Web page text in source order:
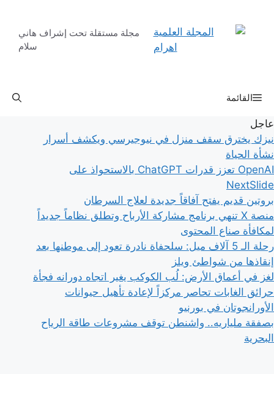
المحتوى
مجلة مستقلة تحت إشراف هاني
سلام
القائمة
عاجل
نيزك يخترق سقف منزل في نيوجيرسي ويكشف أسرار
نشأة الحياة
OpenAI تعزز قدرات ChatGPT بالاستحواذ على
NextSlide
بروتين قديم يفتح آفاقاً جديدة لعلاج السرطان
منصة X تنهي برنامج مشاركة الأرباح وتطلق نظاماً جديداً
لمكافأة صناع المحتوى
رحلة الـ 5 آلاف ميل: سلحفاة نادرة تعود إلى موطنها بعد
إنقاذها من شواطئ ويلز
لغز في أعماق الأرض: لُب الكوكب يغير اتجاه دورانه فجأة
حرائق الغابات تحاصر مركزاً لإعادة تأهيل حيوانات
الأورانجوتان في بورنيو
بصفقة ملياريه.. واشنطن توقف مشروعات طاقة الرياح
البحرية